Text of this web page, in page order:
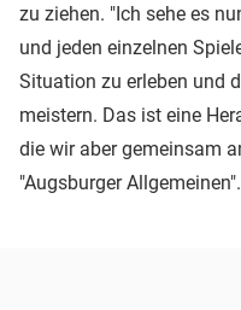
zu ziehen. "Ich sehe es
und jeden einzelnen
Situation zu erleben und
meistern. Das ist eine
die wir aber gemeinsam
"Augsburger Allgemeinen".